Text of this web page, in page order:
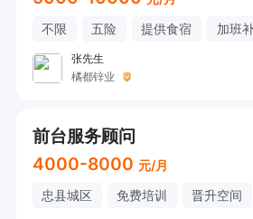
不限 五险 提供食宿 加班
张先生
橘都锌业
前台服务顾问
4000-8000 元/月
忠县城区 免费培训 晋升空间